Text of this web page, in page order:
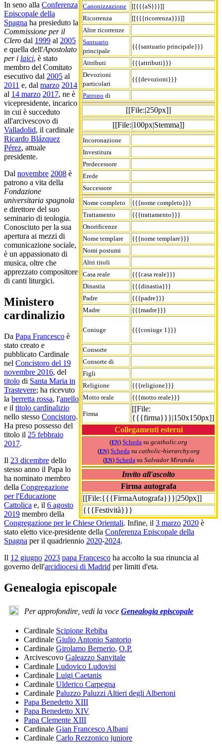
Canonizzazione
[[{{{aS}}}]]
Ricorrenza
[[{{{ricorrenza}}}]]
Altre ricorrenze
Santuario
principale
{{{santuario principale}}}
Attributi
{{{attributi}}}
Devozioni
particolari
{{{devozioni}}}
Patrono di
[[File:|250px]]
[[File:|100px|Stemma]]
Incoronazione
Investitura
Predecessore
Erede
Successore
Nome completo
{{{nome completo}}}
Trattamento
{{{trattamento}}}
Onorificenze
Nome templare
{{{nome templare}}}
Nomi postumi
Altri titoli
Casa reale
{{{casa reale}}}
Dinastia
{{{dinastia}}}
Padre
{{{padre}}}
Madre
{{{madre}}}
Coniuge {{{coniuge 1}}}
Consorte
Consorte di
Figli
Religione
{{{religione}}}
Motto reale
{{{motto reale}}}
Firma
[[File:
{{{firma}}}|150x150px]]
Collegamenti esterni
(EN) Scheda su gcatholic.org
(EN) Scheda su catholic-hierarchy.org
(EN) Scheda su Salvador Miranda
Invito all'ascolto
Firma autografa
[[File:{{{FirmaAutografa}}}|250px]]
{{{Festività}}}
In seno alla Conferenza
Episcopale della
Spagna ha presieduto la
Commissione per il
Clero dal 1999 al 2005
e quella dell'Apostolato
per i laici, è stato
membro del Comitato
esecutivo dal 2005 al
2011 e, dal marzo 2014
al 14 marzo 2017, ne è
vicepresidente, incarico
in cui è succeduto
all'arcivescovo di
Valladolid, il cardinale
Ricardo Blázquez
Pérez, attuale
presidente.
Dal novembre 2008 è
patrono a vita della
Fondazione
universitaria spagnola
e direttore del suo
seminario di teologia.
Conosciuto per la sua
apertura ai mezzi di
comunicazione sociale,
è un appassionato di
musica, oltre che
apprezzato compositore
di canti liturgici.
Ministero
cardinalizio
Da Papa Francesco è
stato creato e
pubblicato Cardinale
nel Concistoro del 19
novembre 2016, del
titolo di Santa Maria in
Trastevere; ha ricevuto
la berretta rossa, l'anello
e il titolo cardinalizio
nello stesso Concistoro.
Ha preso possesso del
titolo il 25 febbraio
2017.
Il 23 dicembre dello
stesso anno il Papa lo
ha nominato membro
della Congregazione
per l'Educazione
Cattolica e, il 6 agosto
2019 membro della
Congregazione per le Chiese Orientali. Infine, il 3 marzo 2020 è
stato eletto vice-presidente della Conferenza Episcopale della
Spagna per il quadriennio 2020-2024.
Il 12 giugno 2023 papa Francesco ha accolto la sua rinuncia al
governo dell'arcidiocesi di Madrid per limiti d'eta.
Genealogia episcopale
Per approfondire, vedi la voce Genealogia episcopale
Cardinale Scipione Rebiba
Cardinale Giulio Antonio Santorio
Cardinale Girolamo Bernerio, O.P.
Arcivescovo Galeazzo Sanvitale
Cardinale Ludovico Ludovisi
Cardinale Luigi Caetanis
Cardinale Ulderico Carpegna
Cardinale Paluzzo Paluzzi Altieri degli Albertoni
Papa Benedetto XIII
Papa Benedetto XIV
Papa Clemente XIII
Cardinale Gian Francesco Albani
Cardinale Carlo Rezzonico juniore